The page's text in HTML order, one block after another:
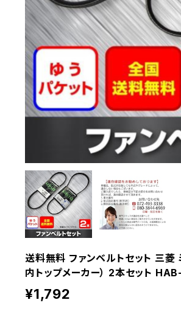
送料無料 ファンベルトセット 三
内トップメーカー） 2本セット
¥1,792